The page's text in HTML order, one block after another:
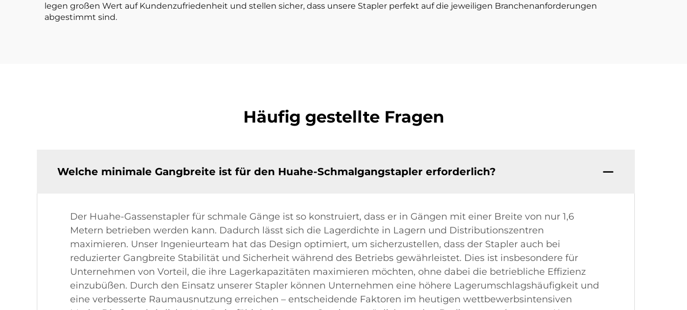
legen großen Wert auf Kundenzufriedenheit und stellen sicher, dass unsere Stapler perfekt auf die jeweiligen Branchenanforderungen
abgestimmt sind.
Häufig gestellte Fragen
Welche minimale Gangbreite ist für den Huahe-Schmalgangstapler erforderlich?
Der Huahe-Gassenstapler für schmale Gänge ist so konstruiert, dass er in Gängen mit einer Breite von nur 1,6
Metern betrieben werden kann. Dadurch lässt sich die Lagerdichte in Lagern und Distributionszentren
maximieren. Unser Ingenieurteam hat das Design optimiert, um sicherzustellen, dass der Stapler auch bei
reduzierter Gangbreite Stabilität und Sicherheit während des Betriebs gewährleistet. Dies ist insbesondere für
Unternehmen von Vorteil, die ihre Lagerkapazitäten maximieren möchten, ohne dabei die betriebliche Effizienz
einzubüßen. Durch den Einsatz unserer Stapler können Unternehmen eine höhere Lagerumschlagshäufigkeit und
eine verbesserte Raumausnutzung erreichen – entscheidende Faktoren im heutigen wettbewerbsintensiven